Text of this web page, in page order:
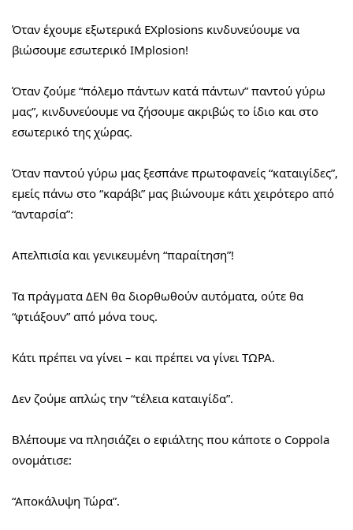
Όταν έχουμε εξωτερικά EXplosions κινδυνεύουμε να
βιώσουμε εσωτερικό IMplosion!
Όταν ζούμε “πόλεμο πάντων κατά πάντων” παντού γύρω
μας”, κινδυνεύουμε να ζήσουμε ακριβώς το ίδιο και στο
εσωτερικό της χώρας.
Όταν παντού γύρω μας ξεσπάνε πρωτοφανείς “καταιγίδες”,
εμείς πάνω στο “καράβι” μας βιώνουμε κάτι χειρότερο από
“ανταρσία”:
Απελπισία και γενικευμένη “παραίτηση”!
Τα πράγματα ΔΕΝ θα διορθωθούν αυτόματα, ούτε θα
“φτιάξουν” από μόνα τους.
Κάτι πρέπει να γίνει – και πρέπει να γίνει ΤΩΡΑ.
Δεν ζούμε απλώς την “τέλεια καταιγίδα”.
Βλέπουμε να πλησιάζει ο εφιάλτης που κάποτε ο Coppola
ονομάτισε:
“Αποκάλυψη Τώρα”.